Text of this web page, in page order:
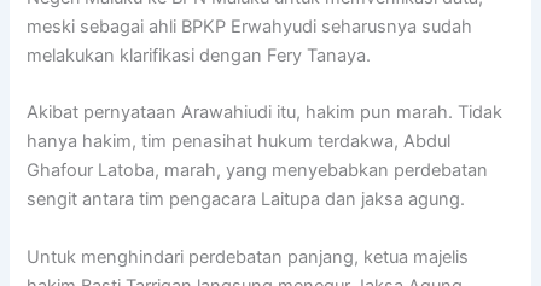
meski sebagai ahli BPKP Erwahyudi seharusnya sudah
melakukan klarifikasi dengan Fery Tanaya.
Akibat pernyataan Arawahiudi itu, hakim pun marah. Tidak
hanya hakim, tim penasihat hukum terdakwa, Abdul
Ghafour Latoba, marah, yang menyebabkan perdebatan
sengit antara tim pengacara Laitupa dan jaksa agung.
Untuk menghindari perdebatan panjang, ketua majelis